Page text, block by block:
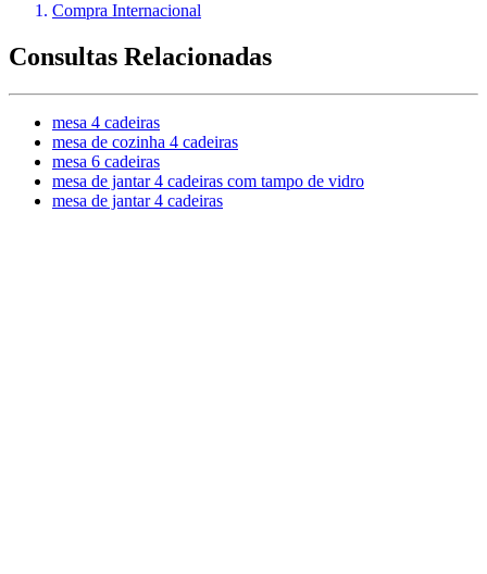
Compra Internacional
Consultas Relacionadas
mesa 4 cadeiras
mesa de cozinha 4 cadeiras
mesa 6 cadeiras
mesa de jantar 4 cadeiras com tampo de vidro
mesa de jantar 4 cadeiras